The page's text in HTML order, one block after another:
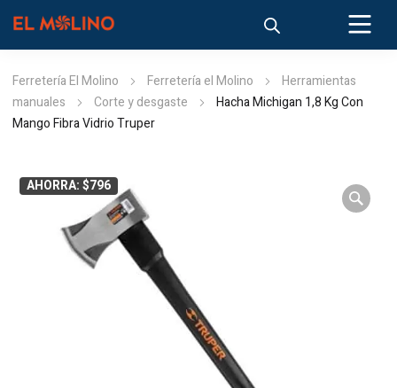
Ferretería El Molino Ferretería el Molino
Herramientas
manuales
Corte y desgaste
Hacha Michigan 1,8 Kg Con
Mango Fibra Vidrio Truper
AHORRA: $796